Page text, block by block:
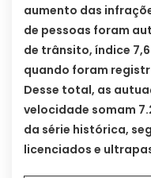
aumento das
de pessoas foram
de trânsito, índice
quando foram
Desse total, as
velocidade somam
da série histórica,
licenciados e